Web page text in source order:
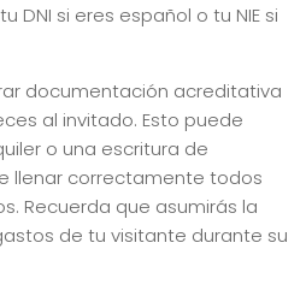
DNI si eres español o tu NIE si
documentación acreditativa
al invitado. Esto puede
o una escritura de
llenar correctamente todos
Recuerda que asumirás la
de tu visitante durante su